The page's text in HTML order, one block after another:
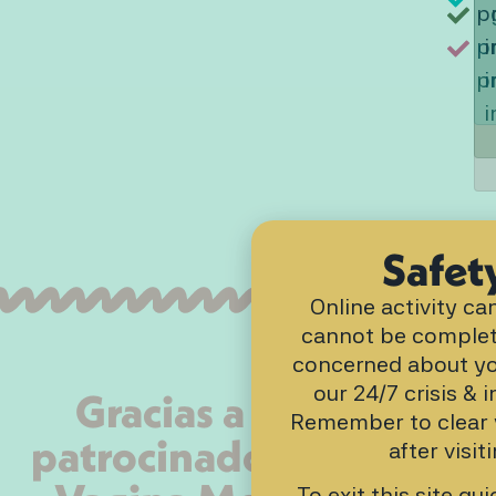
Gracias a nuestros
patrocinadores de The
Online activity
cannot be
concerned about
our 24/7 crisis &
Remember to
after